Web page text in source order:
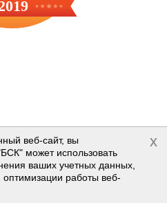
веб-сайт, вы
может использовать
ваших учетных данных,
работы веб-
x